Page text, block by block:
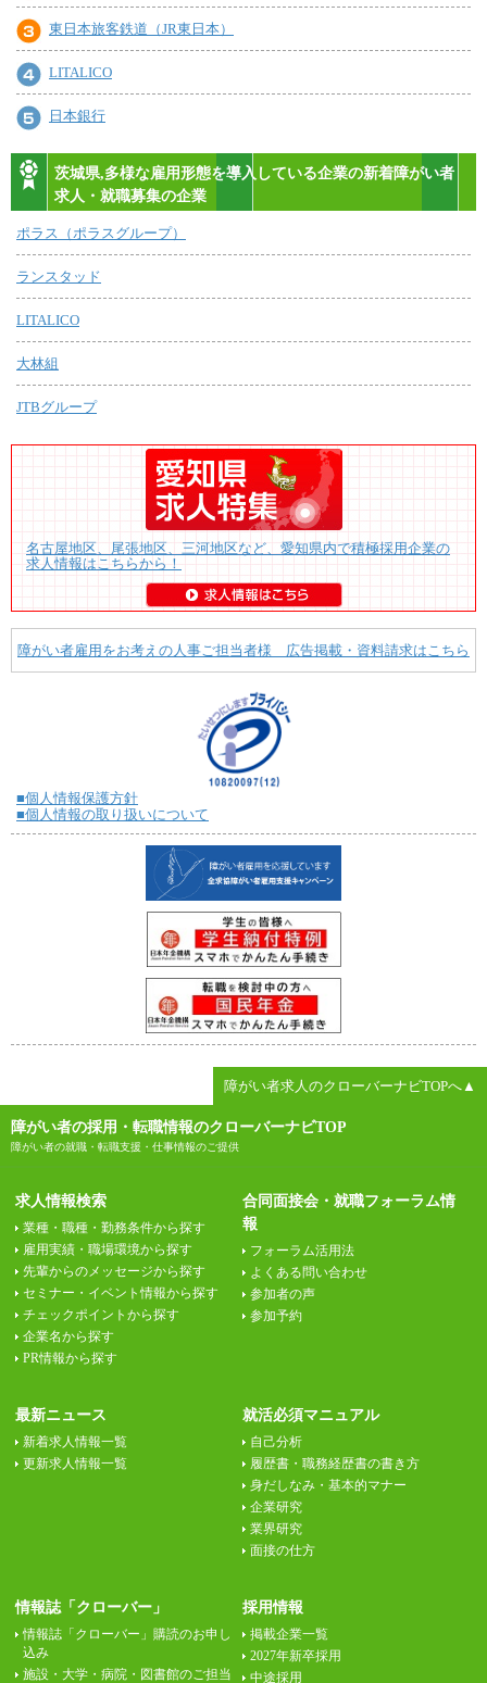
東日本旅客鉄道（JR東日本）
LITALICO
日本銀行
茨城県,多様な雇用形態を導入している企業の新着障がい者
求人・就職募集の企業
ポラス（ポラスグループ）
ランスタッド
LITALICO
大林組
JTBグループ
名古屋地区、尾張地区、三河地区など、愛知県内で積極採用企業の
求人情報はこちらから！
障がい者雇用をお考えの人事ご担当者様 広告掲載・資料請求はこちら
■個人情報保護方針
■個人情報の取り扱いについて
障がい者求人のクローバーナビTOPへ▲
障がい者の採用・転職情報のクローバーナビTOP
障がい者の就職・転職支援・仕事情報のご提供
求人情報検索
業種・職種・勤務条件から探す
雇用実績・職場環境から探す
先輩からのメッセージから探す
セミナー・イベント情報から探す
チェックポイントから探す
企業名から探す
PR情報から探す
合同面接会・就職フォーラム情
報
フォーラム活用法
よくある問い合わせ
参加者の声
参加予約
最新ニュース
新着求人情報一覧
更新求人情報一覧
就活必須マニュアル
自己分析
履歴書・職務経歴書の書き方
身だしなみ・基本的マナー
企業研究
業界研究
面接の仕方
情報誌「クローバー」
情報誌「クローバー」購読のお申し
込み
施設・大学・病院・図書館のご担当
採用情報
掲載企業一覧
2027年新卒採用
中途採用